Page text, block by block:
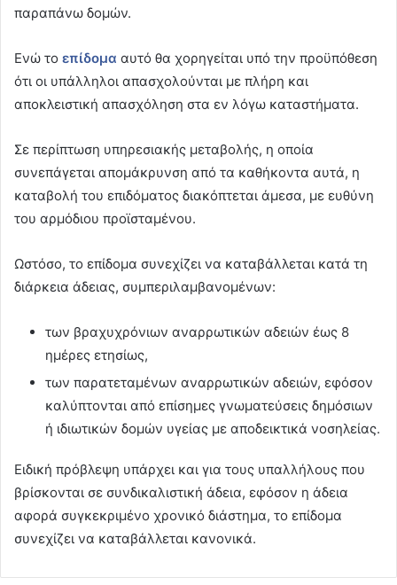
παραπάνω δομών.
Ενώ το επίδομα αυτό θα χορηγείται υπό την προϋπόθεση
ότι οι υπάλληλοι απασχολούνται με πλήρη και
αποκλειστική απασχόληση στα εν λόγω καταστήματα.
Σε περίπτωση υπηρεσιακής μεταβολής, η οποία
συνεπάγεται απομάκρυνση από τα καθήκοντα αυτά, η
καταβολή του επιδόματος διακόπτεται άμεσα, με ευθύνη
του αρμόδιου προϊσταμένου.
Ωστόσο, το επίδομα συνεχίζει να καταβάλλεται κατά τη
διάρκεια άδειας, συμπεριλαμβανομένων:
των βραχυχρόνιων αναρρωτικών αδειών έως 8
ημέρες ετησίως,
των παρατεταμένων αναρρωτικών αδειών, εφόσον
καλύπτονται από επίσημες γνωματεύσεις δημόσιων
ή ιδιωτικών δομών υγείας με αποδεικτικά νοσηλείας.
Ειδική πρόβλεψη υπάρχει και για τους υπαλλήλους που
βρίσκονται σε συνδικαλιστική άδεια, εφόσον η άδεια
αφορά συγκεκριμένο χρονικό διάστημα, το επίδομα
συνεχίζει να καταβάλλεται κανονικά.